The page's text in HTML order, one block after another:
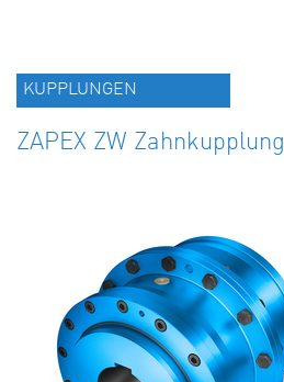
KUPPLUNGEN
ZAPEX ZW Zahnkupplung